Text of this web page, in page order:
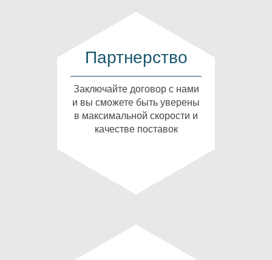
Партнерство
Заключайте договор с нами
и вы сможете быть уверены
в максимальной скорости и
качестве поставок